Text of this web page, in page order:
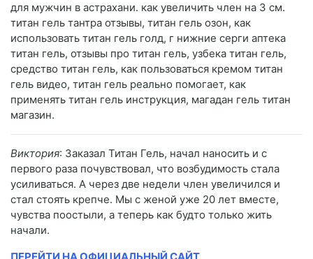
для мужчин в астрахани. как увеличить член на 3 см.
титан гель тантра отзывы, титан гель озон, как
использовать титан гель голд, г нижние серги аптека
титан гель, отзывы про титан гель, узбека титан гель,
средство титан гель, как пользоваться кремом титан
гель видео, титан гель реально помогает, как
применять титан гель инструкция, магадан гель титан
магазин.
Виктория: Заказал Титан Гель, начал наносить и с
первого раза почувствовал, что возбудимость стала
усиливаться. А через две недели член увеличился и
стал стоять крепче. Мы с женой уже 20 лет вместе,
чувства поостыли, а теперь как будто только жить
начали.